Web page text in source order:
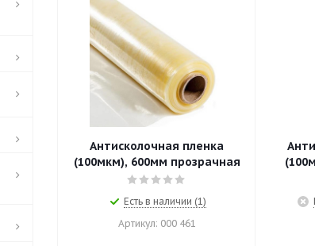
Антисколочная пленка
(100мкм), 600мм прозрачная
Есть в наличии (1)
Артикул: 000 461